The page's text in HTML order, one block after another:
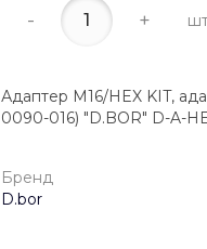
- +
Адаптер М16/HEX KIT,
0090-016) "D.BOR" D-A-
Бренд
D.bor